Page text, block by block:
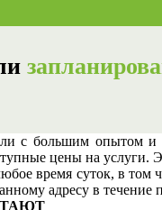
с большим опытом и
цены на
время суток, в том
адресу в